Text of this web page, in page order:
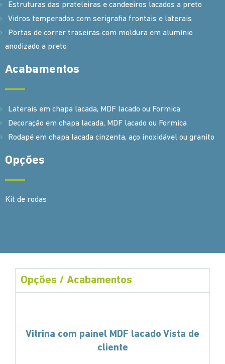
Estruturas das prateleiras e candeeiros lacados a preto
Vidros temperados com serigrafia frontais e laterais
Portas de correr traseiras com moldura em alumínio
anodizado a preto
Acabamentos
Laterais em chapa lacada, MDF lacado ou Formica
Decoração em chapa lacada, MDF lacado ou Formica
Rodapé em chapa lacada cinzenta, aço inoxidável ou granito
Opções
Kit de rodas
Opções / Acabamentos
Vitrina com painel MDF lacado Vista de
cliente